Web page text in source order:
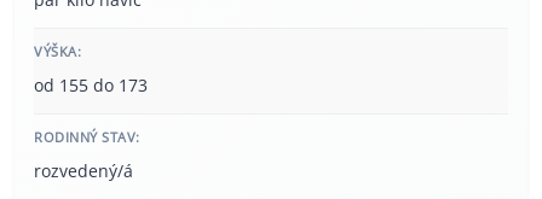
VÝŠKA:
od 155 do 173
RODINNÝ STAV:
rozvedený/á